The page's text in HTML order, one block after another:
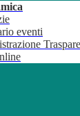
eventi